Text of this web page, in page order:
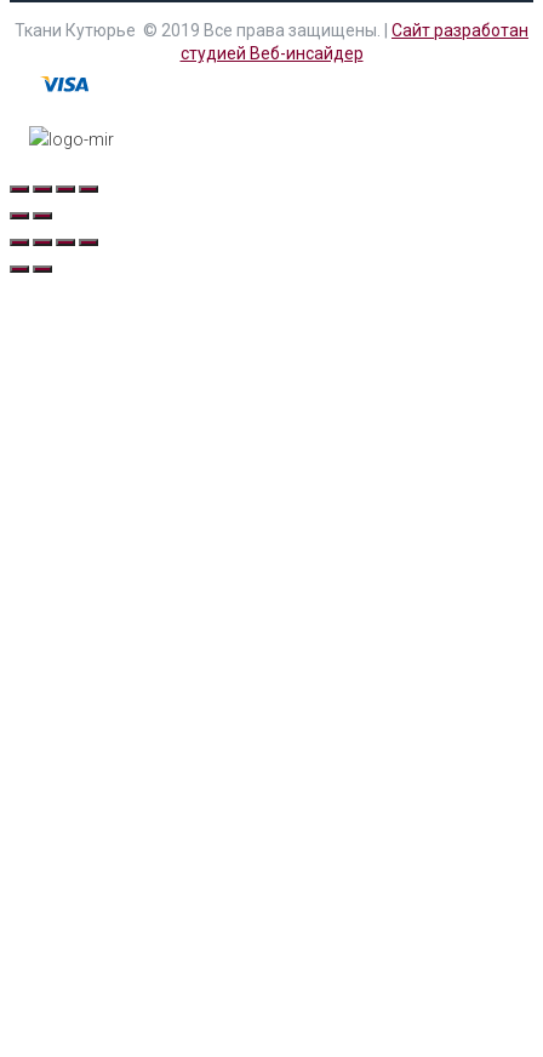
Ткани Кутюрье © 2019 Все права защищены. | Сайт разработан
студией Веб-инсайдер